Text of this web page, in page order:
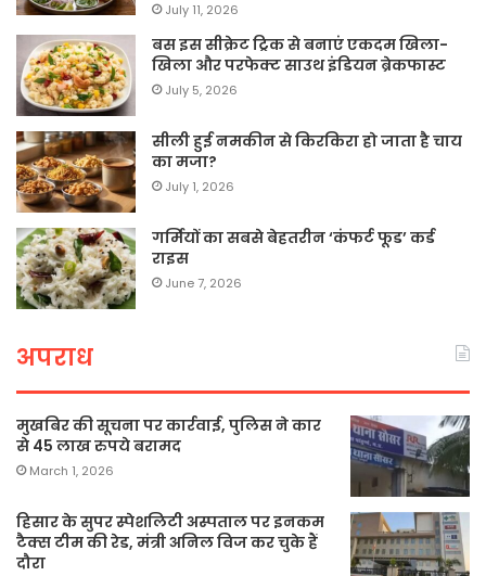
July 11, 2026
बस इस सीक्रेट ट्रिक से बनाएं एकदम खिला-
खिला और परफेक्ट साउथ इंडियन ब्रेकफास्ट
July 5, 2026
सीली हुई नमकीन से किरकिरा हो जाता है चाय
का मजा?
July 1, 2026
गर्मियों का सबसे बेहतरीन ‘कंफर्ट फूड’ कर्ड
राइस
June 7, 2026
अपराध
मुखबिर की सूचना पर कार्रवाई, पुलिस ने कार
से 45 लाख रुपये बरामद
March 1, 2026
हिसार के सुपर स्पेशलिटी अस्पताल पर इनकम
टैक्स टीम की रेड, मंत्री अनिल विज कर चुके हैं
दौरा